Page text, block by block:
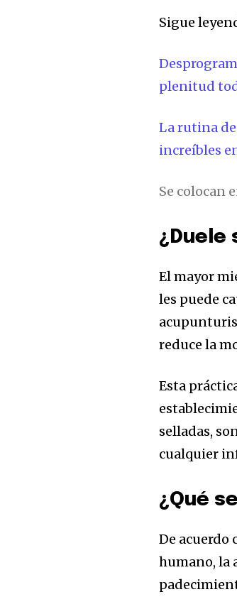
Únete a
la
Sigue
plenitud
La rutina
increíbles
Se colocan
¿Duele
El mayor
les puede
reduce la
Esta
selladas,
cualquier
¿Qué
De acuerdo
humano, la